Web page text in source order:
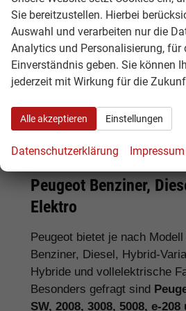
Tipp:Vergleichen Sie bei
sondern auch Ausstattung,
Garantieumfang und
tatsächlichen Preisvorteil.
Peugeot Benziner,
Elektro
Peugeot bietet je nach
Benziner, Diesel, Hybrid-
Hybride und vollelektrische
Besonders gefragt sind
SW, 2008, 3008, 5008, e-208
Sie bereitzustellen. Hierbei
Auswahl und verarbeiten nur die
Analytics und Personalisierung, für
Einverständnis geben. Sie können
jederzeit mit Wirkung für die
Alle akzeptieren Einstellungen
Datenschutzerklärung Impressum